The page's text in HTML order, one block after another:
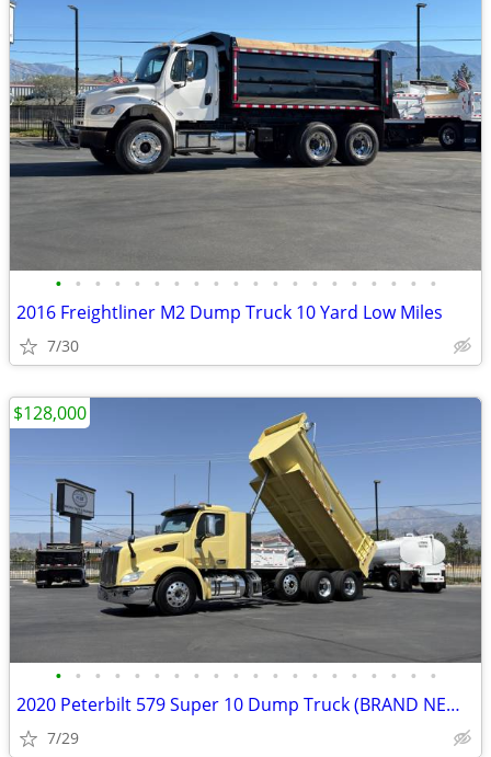
• • • • • • • • • • • • • • • • • • • •
2016 Freightliner M2 Dump Truck 10 Yard Low Miles
7/30
• • • • • • • • • • • • • • • • • • • •
2020 Peterbilt 579 Super 10 Dump Truck (BRAND NEW SYSTEM)
7/29
$128,000